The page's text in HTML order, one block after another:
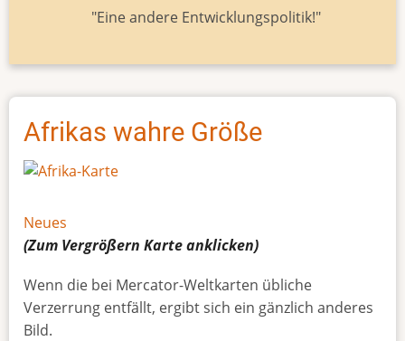
"Eine andere Entwicklungspolitik!"
Afrikas wahre Größe
Neues
(Zum Vergrößern Karteanklicken)
Wenn die bei Mercator-Weltkarten übliche
Verzerrung entfällt, ergibt sich ein gänzlich anderes
Bild.